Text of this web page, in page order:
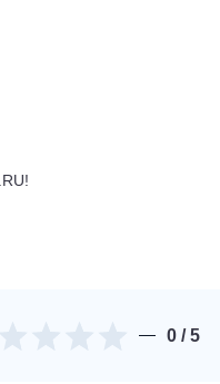
0 / 5